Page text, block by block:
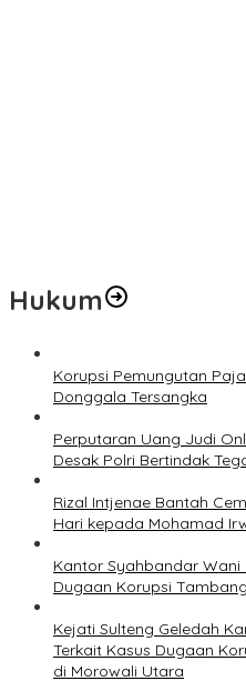
Hukum
Korupsi Pemungutan
Donggala Tersangka
Perputaran Uang Judi
Desak Polri Bertindak
Rizal Intjenae Bantah
Hari kepada Mohamad
Kantor Syahbandar Wani
Dugaan Korupsi
Kejati Sulteng Geledah
Terkait Kasus Dugaan
di Morowali Utara